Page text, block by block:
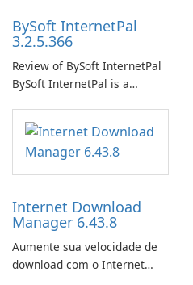
BySoft InternetPal
3.2.5.366
Review of BySoft InternetPal
BySoft InternetPal is a
application designed to
monitor your internet
connection and provide real-
time insights into its
Internet Download
Manager 6.43.8
Aumente sua velocidade de
download com o Internet